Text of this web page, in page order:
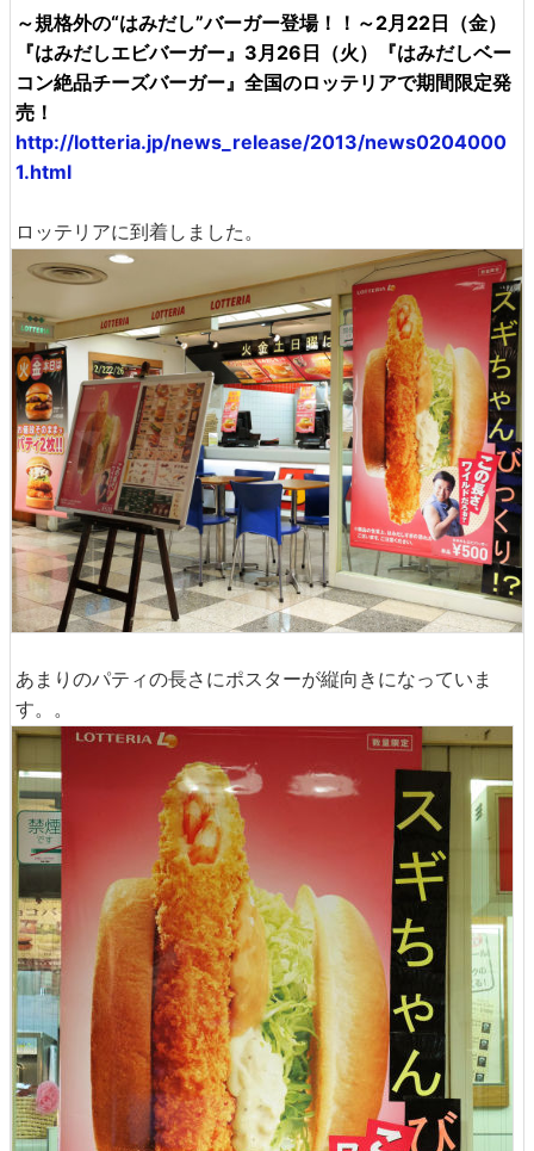
～規格外の“はみだし”バーガー登場！！～2月22日（金）
『はみだしエビバーガー』3月26日（火）『はみだしベー
コン絶品チーズバーガー』全国のロッテリアで期間限定発
売！
http://lotteria.jp/news_release/2013/news0204000
1.html
ロッテリアに到着しました。
あまりのパティの長さにポスターが縦向きになっていま
す。。